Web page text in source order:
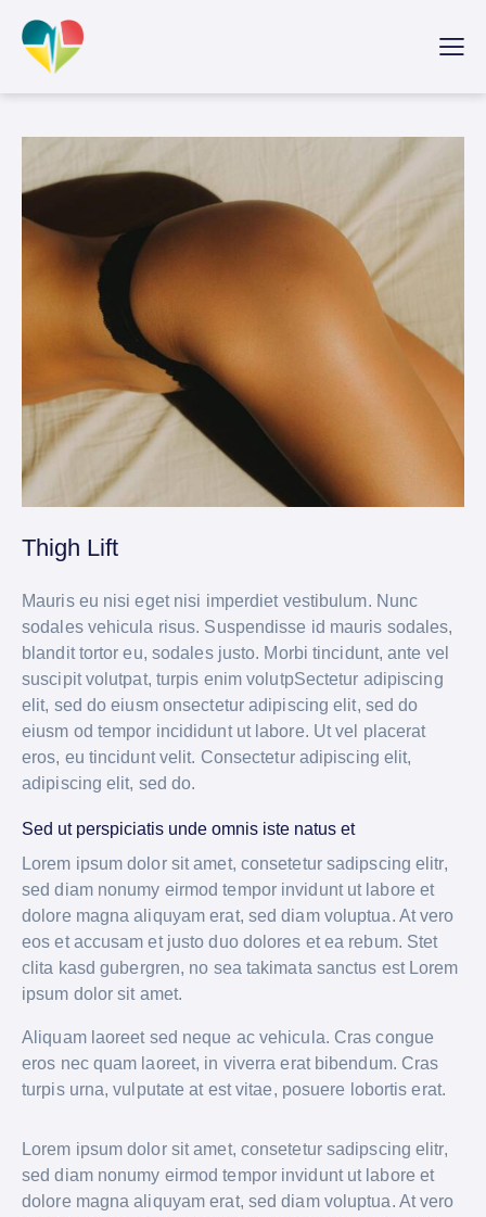
Thigh Lift
Mauris eu nisi eget nisi imperdiet vestibulum. Nunc
sodales vehicula risus. Suspendisse id mauris sodales,
blandit tortor eu, sodales justo. Morbi tincidunt, ante vel
suscipit volutpat, turpis enim volutpSectetur adipiscing
elit, sed do eiusm onsectetur adipiscing elit, sed do
eiusm od tempor incididunt ut labore. Ut vel placerat
eros, eu tincidunt velit. Consectetur adipiscing elit,
adipiscing elit, sed do.
Sed ut perspiciatis unde omnis iste natus et
Lorem ipsum dolor sit amet, consetetur sadipscing elitr,
sed diam nonumy eirmod tempor invidunt ut labore et
dolore magna aliquyam erat, sed diam voluptua. At vero
eos et accusam et justo duo dolores et ea rebum. Stet
clita kasd gubergren, no sea takimata sanctus est Lorem
ipsum dolor sit amet.
Aliquam laoreet sed neque ac vehicula. Cras congue
eros nec quam laoreet, in viverra erat bibendum. Cras
turpis urna, vulputate at est vitae, posuere lobortis erat.
Lorem ipsum dolor sit amet, consetetur sadipscing elitr,
sed diam nonumy eirmod tempor invidunt ut labore et
dolore magna aliquyam erat, sed diam voluptua. At vero